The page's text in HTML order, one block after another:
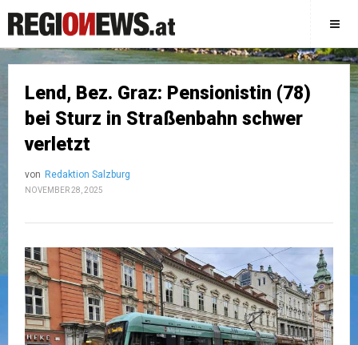
Lend, Bez. Graz: Pensionistin (78)
bei Sturz in Straßenbahn schwer
verletzt
von Redaktion Salzburg
NOVEMBER 28, 2025